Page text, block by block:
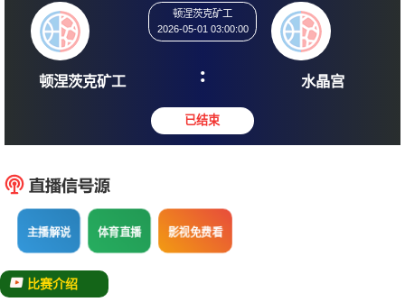
顿涅茨克矿工
2026-05-01 03:00:00
: 水
主播解说 体育直播 影视免费看
比赛介绍